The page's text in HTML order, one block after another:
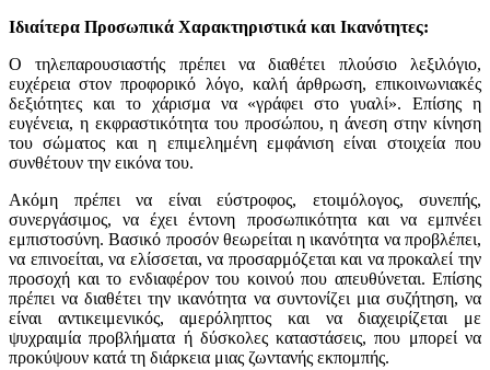
Ιδιαίτερα Προσωπικά Χαρακτηριστικά και Ικανότητες:
Ο τηλεπαρουσιαστής πρέπει να διαθέτει πλούσιο λεξιλόγιο,
ευχέρεια στον προφορικό λόγο, καλή άρθρωση, επικοινωνιακές
δεξιότητες και το χάρισμα να «γράφει στο γυαλί». Επίσης η
ευγένεια, η εκφραστικότητα του προσώπου, η άνεση στην κίνηση
του σώματος και η επιμελημένη εμφάνιση είναι στοιχεία που
συνθέτουν την εικόνα του.
Ακόμη πρέπει να είναι εύστροφος, ετοιμόλογος, συνεπής,
συνεργάσιμος, να έχει έντονη προσωπικότητα και να εμπνέει
εμπιστοσύνη. Βασικό προσόν θεωρείται η ικανότητα να προβλέπει,
να επινοείται, να ελίσσεται, να προσαρμόζεται και να προκαλεί την
προσοχή και το ενδιαφέρον του κοινού που απευθύνεται. Επίσης
πρέπει να διαθέτει την ικανότητα να συντονίζει μια συζήτηση, να
είναι αντικειμενικός, αμερόληπτος και να διαχειρίζεται με
ψυχραιμία προβλήματα ή δύσκολες καταστάσεις, που μπορεί να
προκύψουν κατά τη διάρκεια μιας ζωντανής εκπομπής.